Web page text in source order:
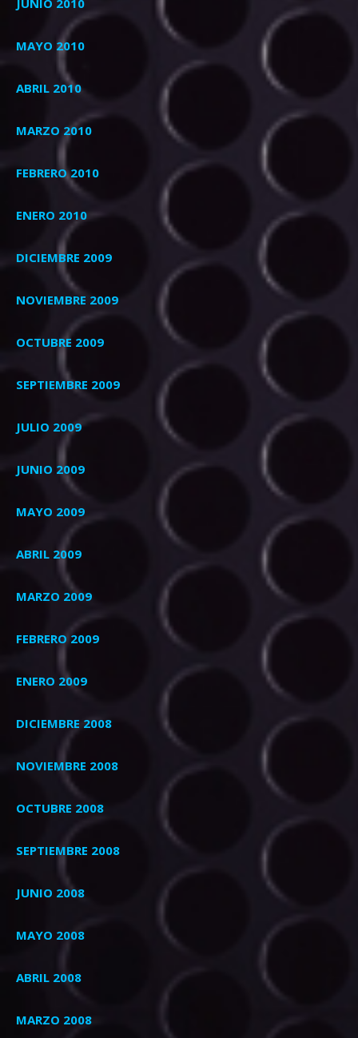
JUNIO 2010
MAYO 2010
ABRIL 2010
MARZO 2010
FEBRERO 2010
ENERO 2010
DICIEMBRE 2009
NOVIEMBRE 2009
OCTUBRE 2009
SEPTIEMBRE 2009
JULIO 2009
JUNIO 2009
MAYO 2009
ABRIL 2009
MARZO 2009
FEBRERO 2009
ENERO 2009
DICIEMBRE 2008
NOVIEMBRE 2008
OCTUBRE 2008
SEPTIEMBRE 2008
JUNIO 2008
MAYO 2008
ABRIL 2008
MARZO 2008